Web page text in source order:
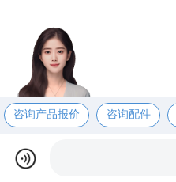
咨询产品报价 咨询配件